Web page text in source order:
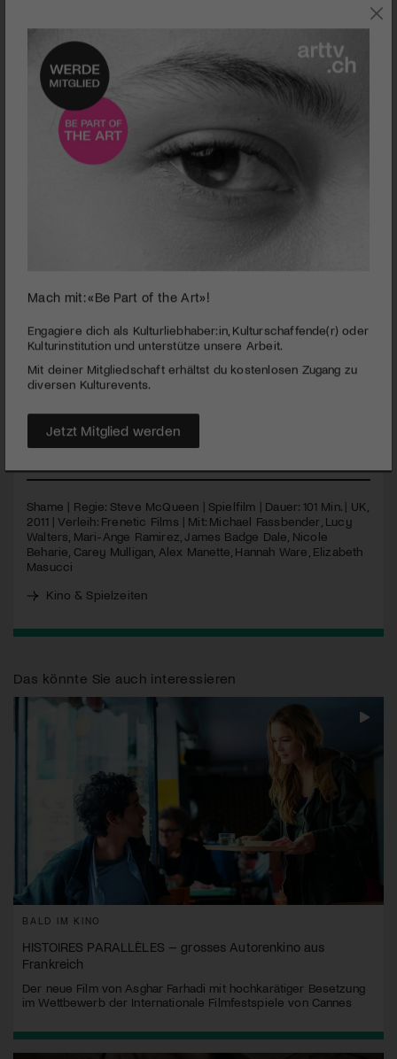
seconds
minute,
52
seconds
Shame
PUBLIZIERT AM 10. MÄRZ 2012
Brandon hat eigentlich alles, was der hippe New Yorker
braucht: Der in den Dreissigern stehende Yuppie sieht gut aus,
Singlelebens in der Metropole New York. Doch hinter dieser
Fassade brodelt es arg.
Shame | Regie: Steve McQueen | Spielfilm | Dauer: 101 Min. | UK,
2011 | Verleih: Frenetic Films | Mit: Michael Fassbender, Lucy
Walters, Mari-Ange Ramirez, James Badge Dale, Nicole
Beharie, Carey Mulligan, Alex Manette, Hannah Ware, Elizabeth
Masucci
Kino & Spielzeiten
Das könnte Sie auch interessieren
BALD IM KINO
HISTOIRES PARALLÈLES – grosses Autorenkino aus
Frankreich
Der neue Film von Asghar Farhadi mit hochkarätiger Besetzung
im Wettbewerb der Internationale Filmfestspiele von Cannes
Mach mit: «Be Part of the Art»!
Engagiere dich als Kulturliebhaber:in, Kulturschaffende(r) oder
Kulturinstitution und unterstütze unsere Arbeit.
Mit deiner Mitgliedschaft erhältst du kostenlosen Zugang zu
diversen Kulturevents.
Jetzt Mitglied werden